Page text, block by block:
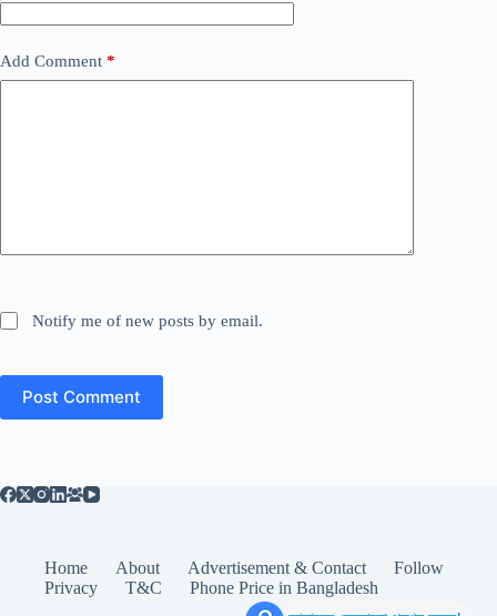
Add Comment *
Notify me of new posts by email.
Post Comment
Home About Advertisement & Contact
Follow
Privacy
T&C
Phone Price in Bangladesh